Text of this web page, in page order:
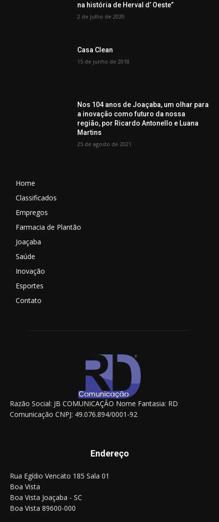
na história de Herval d’ Oeste”
2 de julho de 2020
Casa Clean
15 de junho de 2018
Nos 104 anos de Joaçaba, um olhar para
a inovação como futuro da nossa
região, por Ricardo Antonello e Luana
Martins
25 de agosto de 2021
Home
Classificados
Empregos
Farmacia de Plantão
Joaçaba
Saúde
Inovação
Esportes
Contato
Razão Social: JB COMUNICAÇÃO Nome Fantasia: RD
Comunicação CNPJ: 49.076.894/0001-92
Endereço
Rua Egídio Vencato 185 Sala 01
Boa Vista
Boa Vista Joaçaba - SC
Boa Vista 89600-000